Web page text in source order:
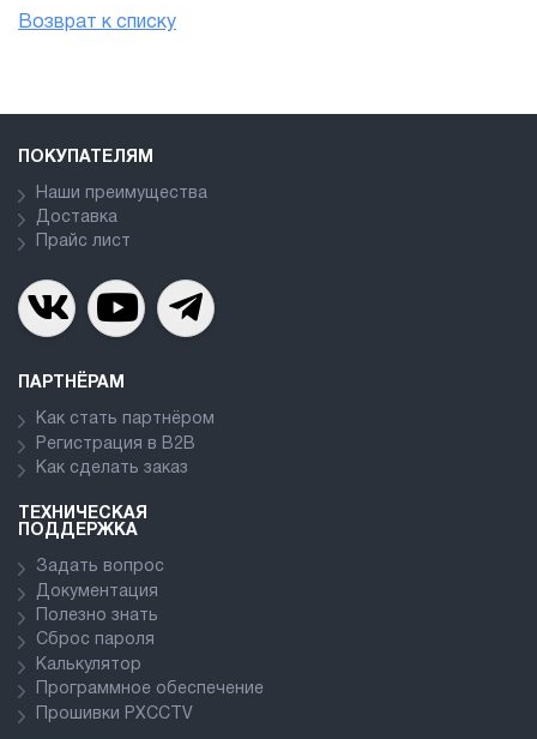
Возврат к списку
ПОКУПАТЕЛЯМ
Наши преимущества
Доставка
Прайс лист
ПАРТНЁРАМ
Как стать партнёром
Регистрация в В2В
Как сделать заказ
ТЕХНИЧЕСКАЯ
ПОДДЕРЖКА
Задать вопрос
Документация
Полезно знать
Сброс пароля
Калькулятор
Программное обеспечение
Прошивки PXCCTV